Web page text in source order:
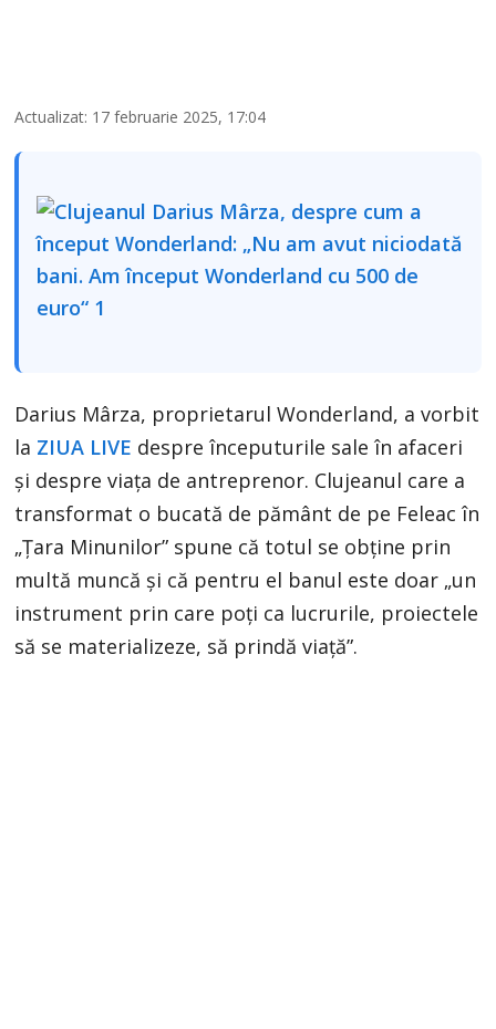
Actualizat: 17 februarie 2025, 17:04
Darius Mârza, proprietarul Wonderland, a vorbit
la ZIUA LIVE despre începuturile sale în afaceri
și despre viața de antreprenor. Clujeanul care a
transformat o bucată de pământ de pe Feleac în
„Țara Minunilor” spune că totul se obține prin
multă muncă și că pentru el banul este doar „un
instrument prin care poți ca lucrurile, proiectele
să se materializeze, să prindă viață”.